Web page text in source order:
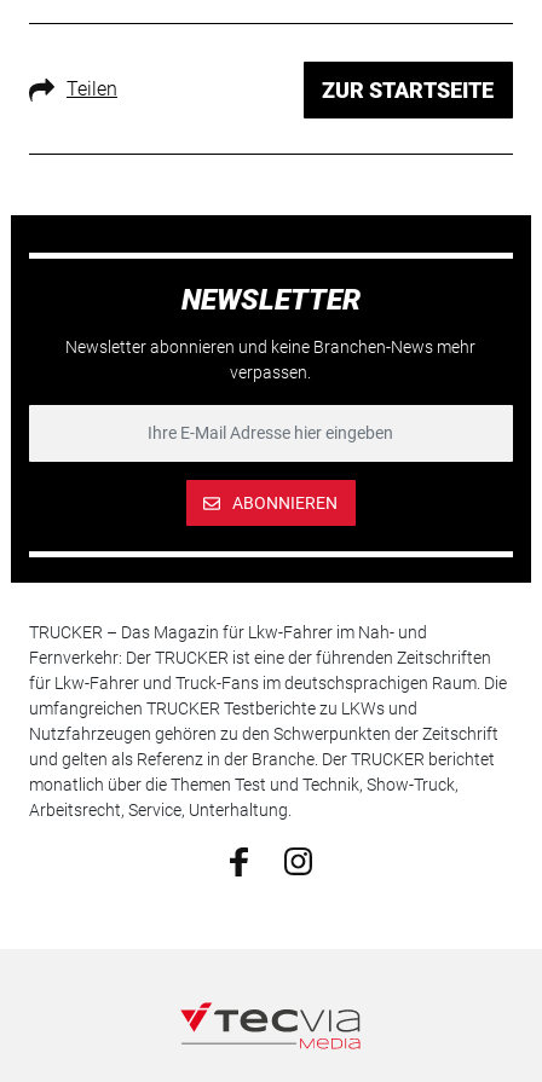
Teilen ZUR STARTSEITE
NEWSLETTER
Newsletter abonnieren und keine Branchen-News mehr
verpassen.
ABONNIEREN
TRUCKER – Das Magazin für Lkw-Fahrer im Nah- und
Fernverkehr: Der TRUCKER ist eine der führenden Zeitschriften
für Lkw-Fahrer und Truck-Fans im deutschsprachigen Raum. Die
umfangreichen TRUCKER Testberichte zu LKWs und
Nutzfahrzeugen gehören zu den Schwerpunkten der Zeitschrift
und gelten als Referenz in der Branche. Der TRUCKER berichtet
monatlich über die Themen Test und Technik, Show-Truck,
Arbeitsrecht, Service, Unterhaltung.